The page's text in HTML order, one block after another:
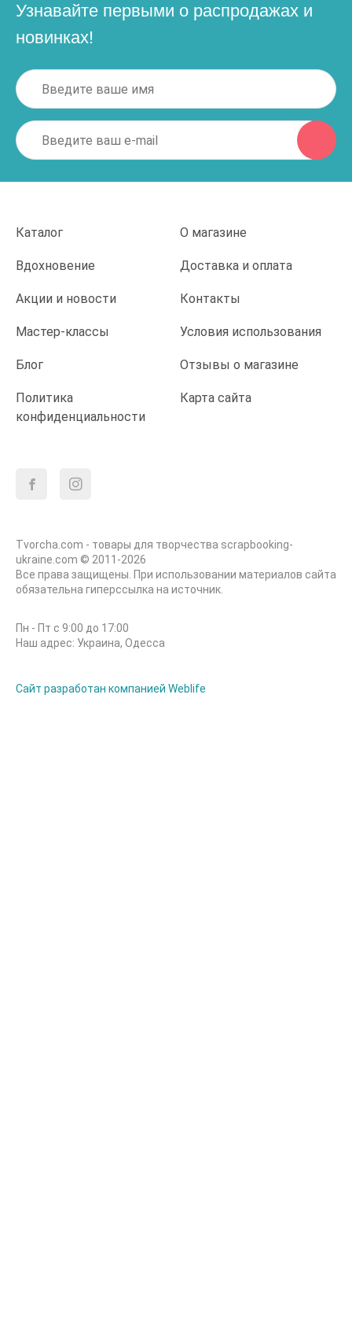
Узнавайте первыми о распродажах и
новинках!
Каталог О магазине
Вдохновение Доставка и оплата
Акции и новости Контакты
Мастер-классы Условия использования
Блог Отзывы о магазине
Политика
конфиденциальности
Карта сайта
Tvorcha.com - товары для творчества scrapbooking-
ukraine.com © 2011-2026
Все права защищены. При использовании материалов сайта
обязательна гиперссылка на источник.
Пн - Пт с 9:00 до 17:00
Наш адрес: Украина, Одесса
Сайт разработан компанией Weblife